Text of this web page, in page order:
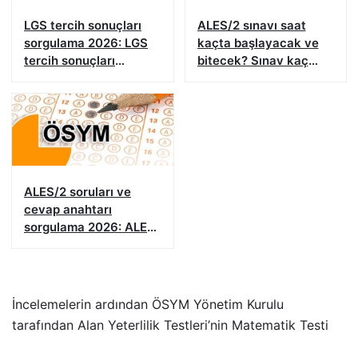
LGS tercih sonuçları
sorgulama 2026: LGS
tercih sonuçları
açıklanacak?
ALES/2 sınavı saat
kaçta başlayacak ve
bitecek? Sınav kaç
ALES/2 soruları ve
cevap anahtarı
sorgulama 2026: ALES
İncelemelerin ardından ÖSYM Yönetim Kurulu
tarafından Alan Yeterlilik Testleri’nin Matematik Testi